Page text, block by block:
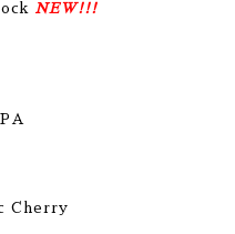
NEW!!!
Cherry